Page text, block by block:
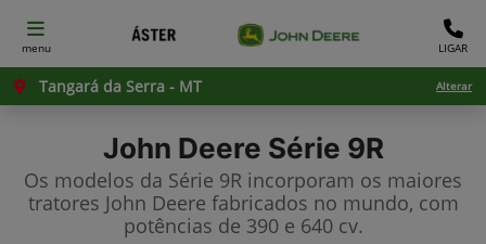
menu LIGAR
Tangará da Serra - MT Alterar
John Deere Série 9R
Os modelos da Série 9R incorporam os maiores
tratores John Deere fabricados no mundo, com
potências de 390 e 640 cv.